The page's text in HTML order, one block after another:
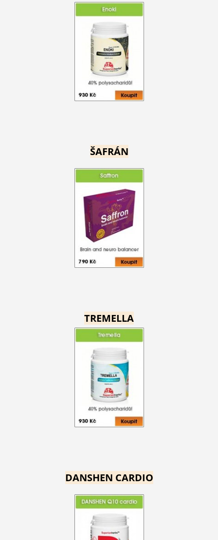
ŠAFRÁN
TREMELLA
DANSHEN CARDIO